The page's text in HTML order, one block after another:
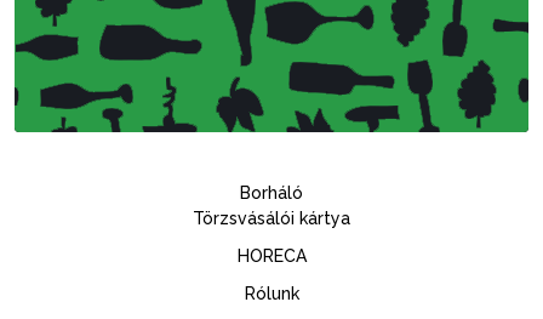
Borháló
Törzsvásálói kártya
HORECA
Rólunk